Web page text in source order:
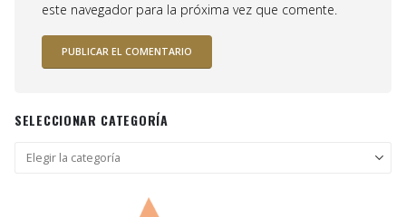
este navegador para la próxima vez que comente.
SELECCIONAR CATEGORÍA
Seleccionar
categoría